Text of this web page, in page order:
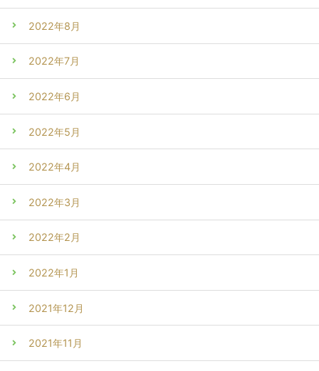
2022年8月
2022年7月
2022年6月
2022年5月
2022年4月
2022年3月
2022年2月
2022年1月
2021年12月
2021年11月